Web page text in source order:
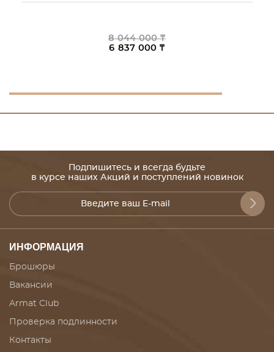
8 044 000 ₸
6 837 000 ₸
Подпишитесь и всегда будьте
в курсе наших Акций и поступлений новинок
ИНФОРМАЦИЯ
Брошюры
Вакансии
Armat Club
Проверка подлинности
Контакты